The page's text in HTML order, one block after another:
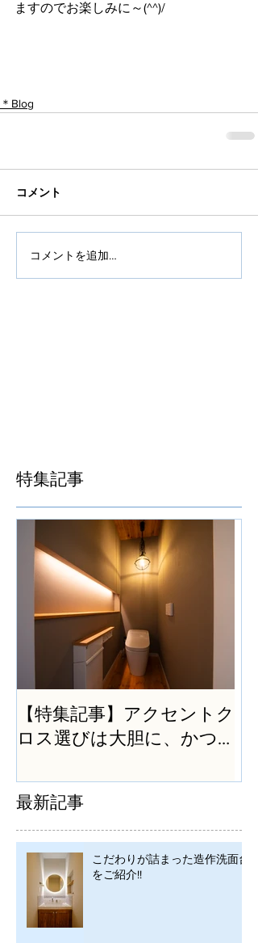
ますのでお楽しみに～(^^)/
＊Blog
コメント
コメントを追加…
特集記事
【特集記事】アクセントク
ロス選びは大胆に、かつ
最新記事
こだわりが詰まった造作洗面台
をご紹介!!